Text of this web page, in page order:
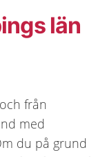
län
från
med
du på grund